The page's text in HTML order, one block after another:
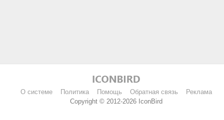
О системе Политика Помощь Обратная связь
Реклама
Copyright © 2012-2026 IconBird